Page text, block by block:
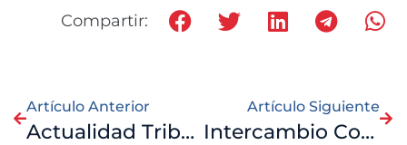
Compartir:
Artículo Anterior
Actualidad Tributaria
Artículo Siguiente
Intercambio Comercial Venezuela – Estados Unidos 2021